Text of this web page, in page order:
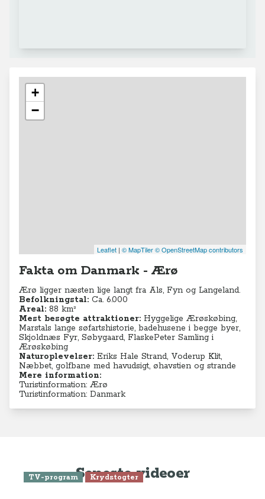
+
−
Leaflet | © MapTiler© OpenStreetMap contributors
Fakta om Danmark - Ærø
Ærø ligger næsten lige langt fra Als, Fyn og Langeland.
Befolkningstal: Ca. 6.000
Areal: 88 km²
Mest besøgte attraktioner: Hyggelige Ærøskøbing,
Marstals lange søfartshistorie, badehusene i begge byer,
Skjoldnæs Fyr, Søbygaard, FlaskePeter Samling i
Ærøskøbing
Naturoplevelser: Eriks Hale Strand, Voderup Klit,
Næbbet, golfbane med havudsigt, øhavstien og strande
Mere information:
Turistinformation: Ærø
Turistinformation: Danmark
Seneste videoer
TV-program Krydstogter